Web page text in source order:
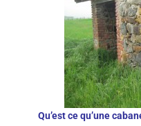
Qu’est ce qu’une